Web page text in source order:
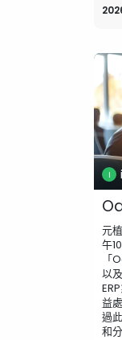
元
午
「
以
益
過
和